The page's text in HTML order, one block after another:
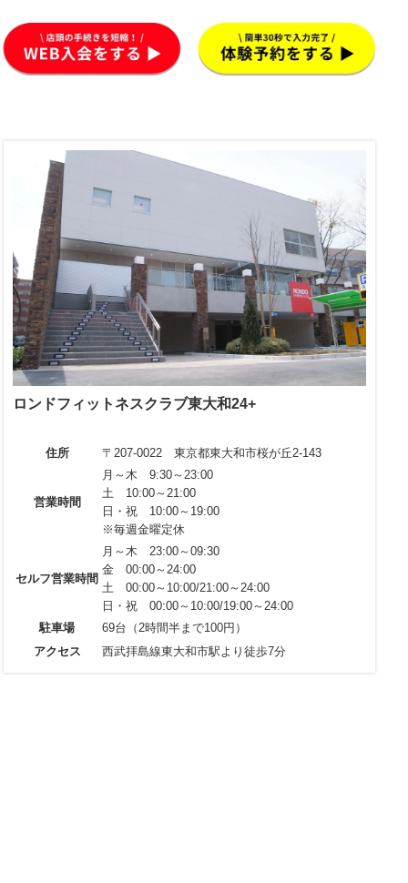
ロンドフィットネスクラブ東大和24+
住所 〒207-0022 東京都東大和市桜が丘2-143
営業時間
月～木 9:30～23:00
土 10:00～21:00
日・祝 10:00～19:00
※毎週金曜定休
セルフ営業時間
月～木 23:00～09:30
金 00:00～24:00
土 00:00～10:00/21:00～24:00
日・祝 00:00～10:00/19:00～24:00
駐車場
69台（2時間半まで100円）
アクセス
西武拝島線東大和市駅より徒歩7分